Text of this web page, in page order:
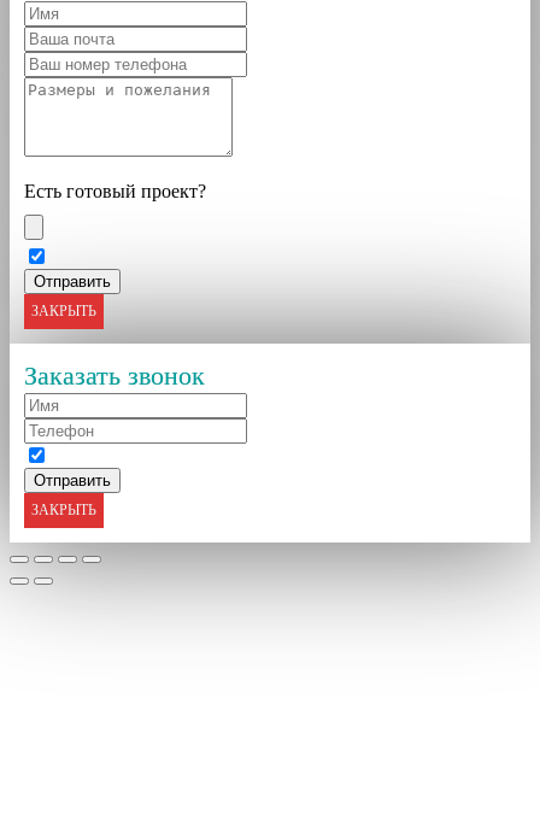
Есть готовый проект?
ЗАКРЫТЬ
Заказать звонок
ЗАКРЫТЬ